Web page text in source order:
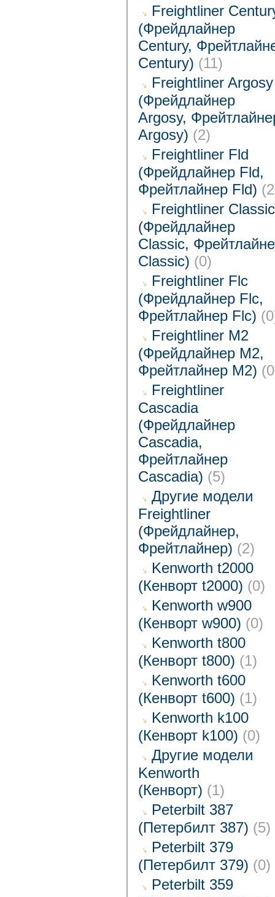
Freightliner
(Фрейдлайнер
Century,
Century) (11)
Freightliner Argosy
(Фрейдлайнер
Argosy,
Argosy) (2)
Freightliner Fld
(Фрейдлайнер Fld,
Фрейтлайнер Fld)
Freightliner Classic
(Фрейдлайнер
Classic,
Classic) (0)
Freightliner Flc
(Фрейдлайнер Flc,
Фрейтлайнер Flc)
Freightliner M2
(Фрейдлайнер M2,
Фрейтлайнер M2)
Freightliner
Cascadia
(Фрейдлайнер
Cascadia,
Фрейтлайнер
Cascadia) (5)
Другие модели
Freightliner
(Фрейдлайнер,
Фрейтлайнер) (2)
Kenworth t2000
(Кенворт t2000) (0)
Kenworth w900
(Кенворт w900) (0)
Kenworth t800
(Кенворт t800) (1)
Kenworth t600
(Кенворт t600) (1)
Kenworth k100
(Кенворт k100) (0)
Другие модели
Kenworth
(Кенворт) (1)
Peterbilt 387
(Петербилт 387) (5)
Peterbilt 379
(Петербилт 379) (0)
Peterbilt 359